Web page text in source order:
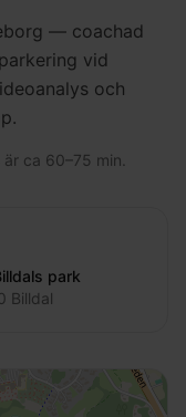
— coachad
vid
och
ca 60–75 min.
park
Billdal